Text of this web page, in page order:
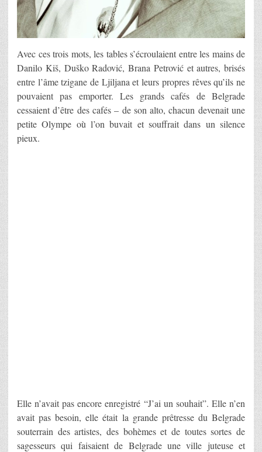
Avec ces trois mots, les tables s’écroulaient entre les mains de
Danilo Kiš, Duško Radović, Brana Petrović et autres, brisés
entre l’âme tzigane de Ljiljana et leurs propres rêves qu’ils ne
pouvaient pas emporter. Les grands cafés de Belgrade
cessaient d’être des cafés – de son alto, chacun devenait une
petite Olympe où l’on buvait et souffrait dans un silence
pieux.
Elle n’avait pas encore enregistré “J’ai un souhait”. Elle n’en
avait pas besoin, elle était la grande prêtresse du Belgrade
souterrain des artistes, des bohèmes et de toutes sortes de
sagesseurs qui faisaient de Belgrade une ville juteuse et